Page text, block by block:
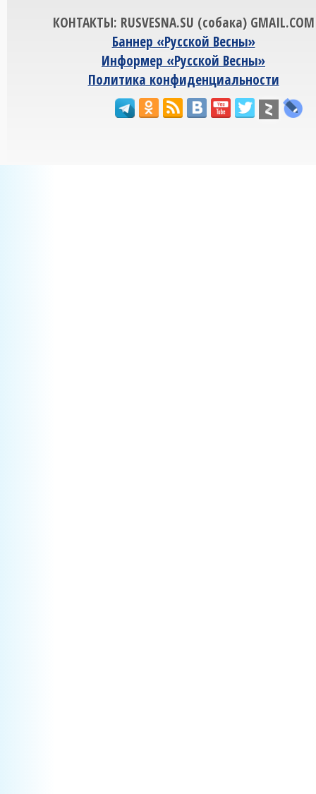
КОНТАКТЫ: RUSVESNA.SU (собака) GMAIL.COM
Баннер «Русской Весны»
Информер «Русской Весны»
Политика конфиденциальности